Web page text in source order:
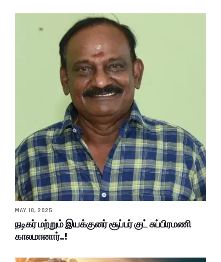
MAY 10, 2025
நடிகர் மற்றும் இயக்குனர் சூப்பர் குட் சுப்பிரமணி
காலமானார்..!